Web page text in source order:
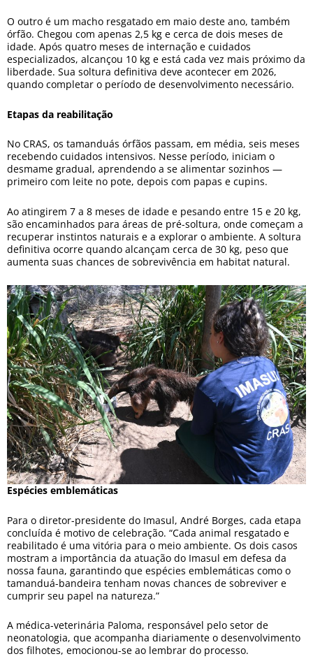
O outro é um macho resgatado em maio deste ano, também
órfão. Chegou com apenas 2,5 kg e cerca de dois meses de
idade. Após quatro meses de internação e cuidados
especializados, alcançou 10 kg e está cada vez mais próximo da
liberdade. Sua soltura definitiva deve acontecer em 2026,
quando completar o período de desenvolvimento necessário.
Etapas da reabilitação
No CRAS, os tamanduás órfãos passam, em média, seis meses
recebendo cuidados intensivos. Nesse período, iniciam o
desmame gradual, aprendendo a se alimentar sozinhos —
primeiro com leite no pote, depois com papas e cupins.
Ao atingirem 7 a 8 meses de idade e pesando entre 15 e 20 kg,
são encaminhados para áreas de pré-soltura, onde começam a
recuperar instintos naturais e a explorar o ambiente. A soltura
definitiva ocorre quando alcançam cerca de 30 kg, peso que
aumenta suas chances de sobrevivência em habitat natural.
Espécies emblemáticas
Para o diretor-presidente do Imasul, André Borges, cada etapa
concluída é motivo de celebração. “Cada animal resgatado e
reabilitado é uma vitória para o meio ambiente. Os dois casos
mostram a importância da atuação do Imasul em defesa da
nossa fauna, garantindo que espécies emblemáticas como o
tamanduá-bandeira tenham novas chances de sobreviver e
cumprir seu papel na natureza.”
A médica-veterinária Paloma, responsável pelo setor de
neonatologia, que acompanha diariamente o desenvolvimento
dos filhotes, emocionou-se ao lembrar do processo.